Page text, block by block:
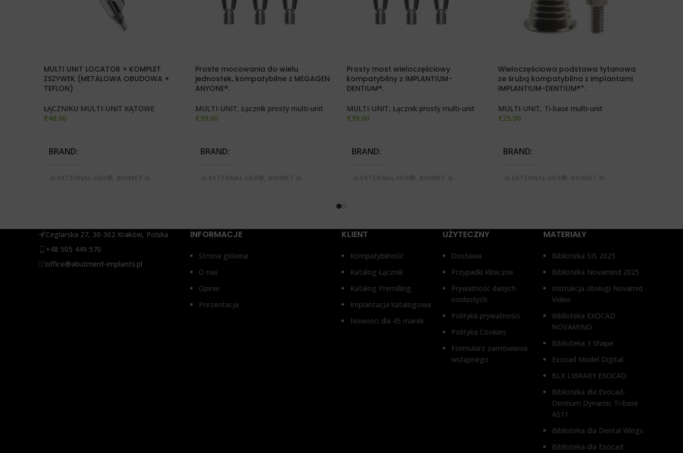
MULTI UNIT LOCATOR + KOMPLET
ZSZYWEK (METALOWA OBUDOWA +
TEFLON)
ŁĄCZNIKU MULTI-UNIT KĄTOWE
€48.00
BRAND
3i EXTERNAL HEX®, BIOMET 3i
LEVEL®, XIVE FRIALIT DENTSPLY®
Proste mocowania do wielu
jednostek, kompatybilne z MEGAGEN
ANYONE®.
MULTI-UNIT, Łącznik prosty multi-unit
€39.00
BRAND
3i EXTERNAL HEX®, BIOMET 3i
ŚREDNICA O
1 mm, 2 mm, 3 mm, 4 mm
Prosty most wieloczęściowy
kompatybilny z IMPLANTIUM-
DENTIUM®.
MULTI-UNIT, Łącznik prosty multi-unit
€39.00
BRAND
3i EXTERNAL HEX®, BIOMET 3i
ŚREDNICA O
1 mm, 2 mm, 3 mm, 4 mm
Wieloczęściowa podstawa tytanowa
ze śrubą kompatybilna z implantami
IMPLANTIUM-DENTIUM®*.
MULTI-UNIT, Ti-base multi-unit
€25.00
BRAND
3i EXTERNAL HEX®, BIOMET 3i
LEVEL®, XIVE FRIALIT DENTSPLY®
Ceglarska 27, 30-362 Kraków, Polska
+48 505 449 570
office@abutment-implants.pl
INFORMACJE
Strona główna
O nas
Opinie
Prezentacja
KLIENT
Kompatybilność
Katalog Łącznik
Katalog Premilling
Implantacja katalogowa
Nowości dla 45 marek
UŻYTECZNY
Dostawa
Przypadki kliniczne
Prywatność danych
osobistych
Polityka prywatności
Polityka Cookies
Formularz zamówienia
wstępnego
MATERIAŁY
Biblioteka SIS 2025
Biblioteka Novamind 2025
Instrukcja obsługi Novamid
Video
Biblioteka EXOCAD
NOVAMIND
Biblioteka 3 Shape
Exocad Model Digital
BLX LIBRARY EXOCAD
Biblioteka dla Exocad-
Dentium Dynamic Ti-base
AS11
Biblioteka dla Dental Wings
Biblioteka dla Exocad